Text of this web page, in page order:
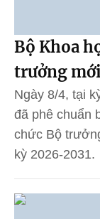
Bộ Khoa
trưởng mới
Ngày 8/4, tại
đã phê chuẩn
chức Bộ
kỳ 2026-2031.